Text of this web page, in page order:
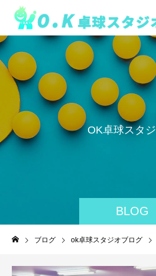
BLOG
OK卓球スタ ジ
ブログ ok卓球スタジオブログ